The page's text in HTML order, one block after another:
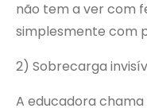
não tem a ver com
simplesmente com
2) Sobrecarga
A educadora